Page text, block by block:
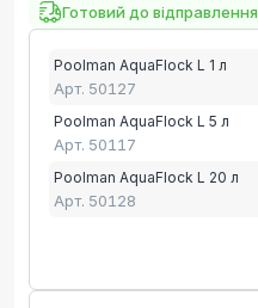
Готовий до відправлення
Poolman AquaFlock L 1 л
Арт. 50127
Poolman AquaFlock L 5 л
Арт. 50117
Poolman AquaFlock L 20 л
Арт. 50128